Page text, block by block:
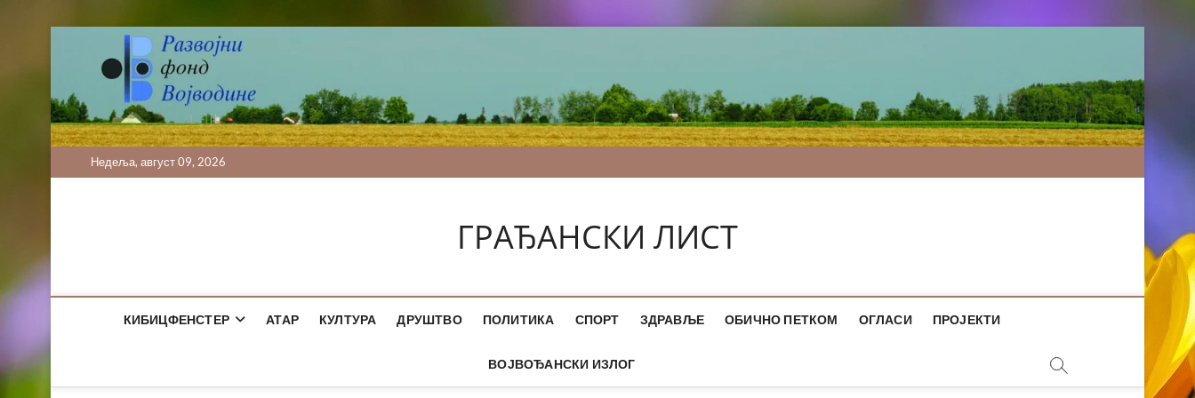
Недеља, август 09, 2026
ГРАЂАНСКИ ЛИСТ
КИБИЦФЕНСТЕР АТАР КУЛТУРА ДРУШТВО ПОЛИТИКА СПОРТ ЗДРАВЉЕ ОБИЧНО ПЕТКОМ ОГЛАСИ ПРОЈЕКТИ
ВОЈВОЂАНСКИ ИЗЛОГ